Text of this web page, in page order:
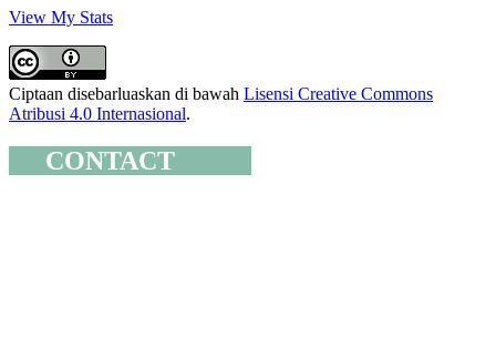
View My Stats
Ciptaan disebarluaskan di bawah Lisensi Creative Commons
Atribusi 4.0 Internasional.
CONTACT